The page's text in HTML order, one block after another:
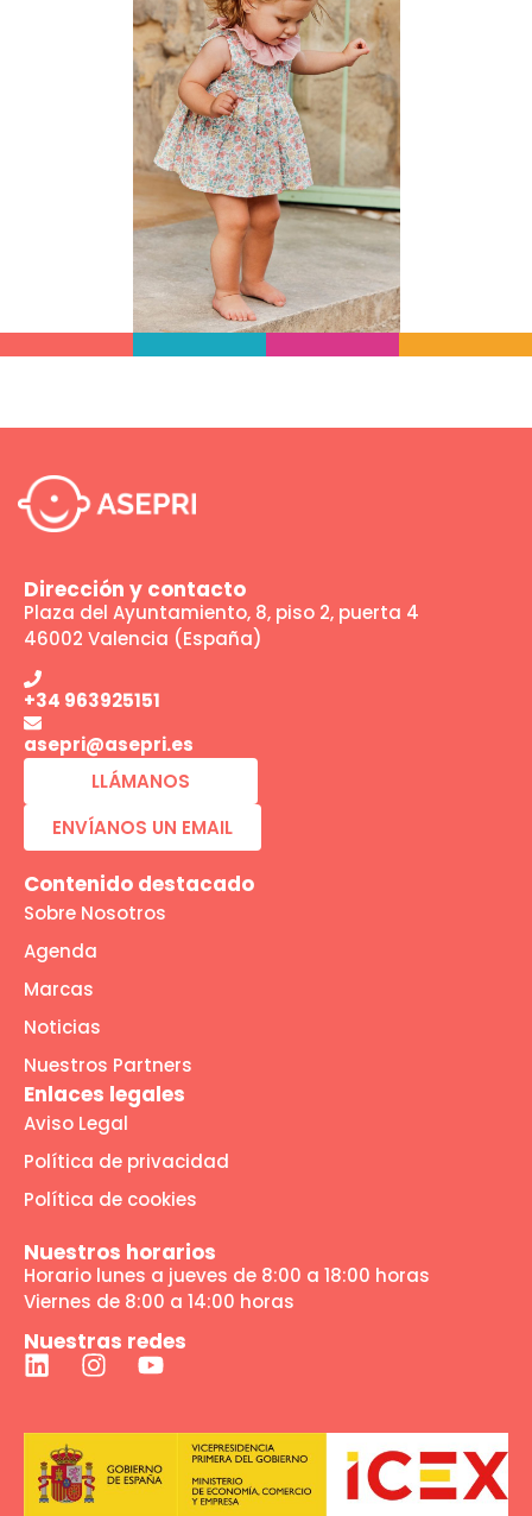
Dirección y contacto
Plaza del Ayuntamiento, 8, piso 2, puerta 4
46002 Valencia (España)
+34 963925151
asepri@asepri.es
LLÁMANOS
ENVÍANOS UN EMAIL
Contenido destacado
Sobre Nosotros
Agenda
Marcas
Noticias
Nuestros Partners
Enlaces legales
Aviso Legal
Política de privacidad
Política de cookies
Nuestros horarios
Horario lunes a jueves de 8:00 a 18:00 horas
Viernes de 8:00 a 14:00 horas
Nuestras redes